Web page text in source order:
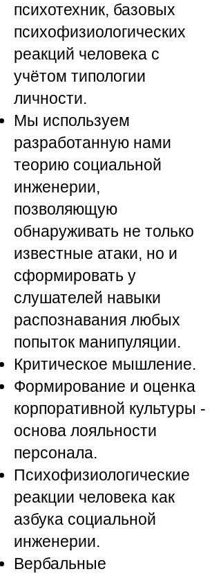
психотехник, базовых
психофизиологических
реакций человека c
учётом типологии
личности.
Мы используем
разработанную нами
теорию социальной
инженерии,
позволяющую
обнаруживать не только
известные атаки, но и
сформировать у
слушателей навыки
распознавания любых
попыток манипуляции.
Критическое мышление.
Формирование и оценка
корпоративной культуры -
основа лояльности
персонала.
Психофизиологические
реакции человека как
азбука социальной
инженерии.
Вербальные